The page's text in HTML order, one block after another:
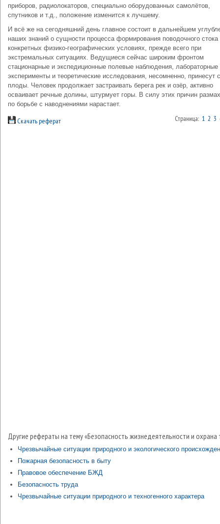
приборов, радиолокаторов, специально оборудованных самолётов,
спутников и т.д., положение изменится к лучшему.
И всё же на сегодняшний день главное состоит в дальнейшем
наших знаний о сущности процесса формирования поводочного стока
конкретных физико-географических условиях, прежде всего при
экстремальных ситуациях. Ведущиеся сейчас широким фронтом
стационарные и экспедиционные полевые наблюдения, лабораторные
эксперименты и теоретические исследования, несомненно, принесут
плоды. Человек продолжает застраивать берега рек и озёр, активно
осваивает речные долины, штурмует горы. В силу этих причин
по борьбе с наводнениями нарастает.
Скачать реферат Страница: 1 2 3
Другие рефераты на тему «Безопасность жизнедеятельности и охрана
Чрезвычайные ситуации природного и экологического
Пожарная безопасность в быту
Правовое обеспечение БЖД
Безопасность труда
Чрезвычайные ситуации природного и техногенного характера